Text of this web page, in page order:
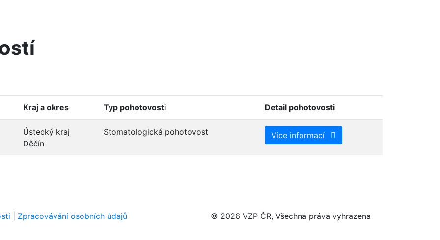
Kraj a okres Typ pohotovosti Detail pohotovosti
Ústecký kraj
Děčín
Stomatologická pohotovost Více informací
Zpracovávání osobních údajů © 2026 VZP ČR, Všechna práva vyhrazena